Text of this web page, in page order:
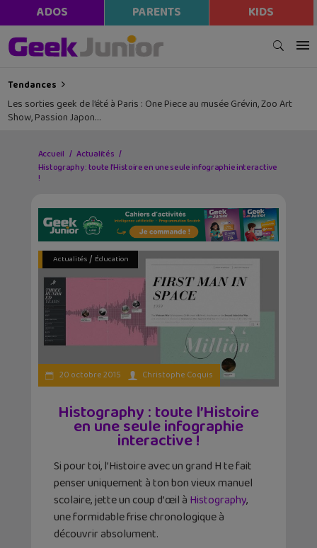
ADOS PARENTS KIDS
Tendances
Les sorties geek de l’été à Paris : One Piece au musée Grévin, Zoo Art
Show, Passion Japon…
Accueil
Actualités
Histography : toute l’Histoire en une seule infographie interactive
!
Actualités/ Éducation
20 octobre 2015 Christophe Coquis
Histography : toute l’Histoire
en une seule infographie
interactive !
Si pour toi, l’Histoire avec un grand H te fait
penser uniquement à ton bon vieux manuel
scolaire, jette un coup d’œil à Histography,
une formidable frise chronologique à
découvrir absolument.